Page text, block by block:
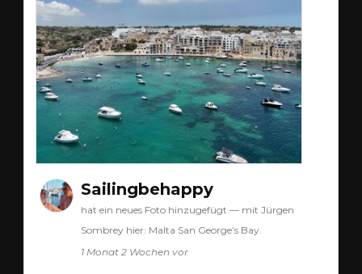
Sailingbehappy
hat ein neues Foto hinzugefügt — mit Jürgen
Sombrey hier: Malta San George’s Bay.
1 Monat 2 Wochen vor